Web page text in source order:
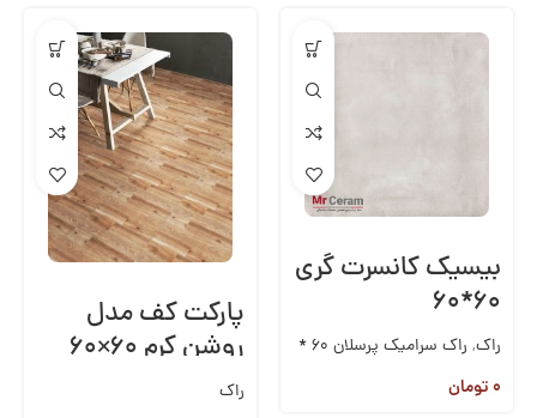
بیسیک کانسرت گری
۶۰*۶۰
راک,
راک سرامیک پرسلان 60 *
60
۰تومان
پارکت کف مدل
روشن کرم ۶۰×۶۰
راک